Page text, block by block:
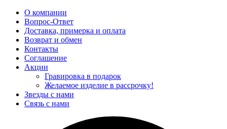
О компании
Вопрос-Ответ
Доставка, примерка и оплата
Возврат и обмен
Контакты
Соглашение
Акции
Гравировка в подарок
Желаемое изделие в рассрочку!
Звезды с нами
Связь с нами